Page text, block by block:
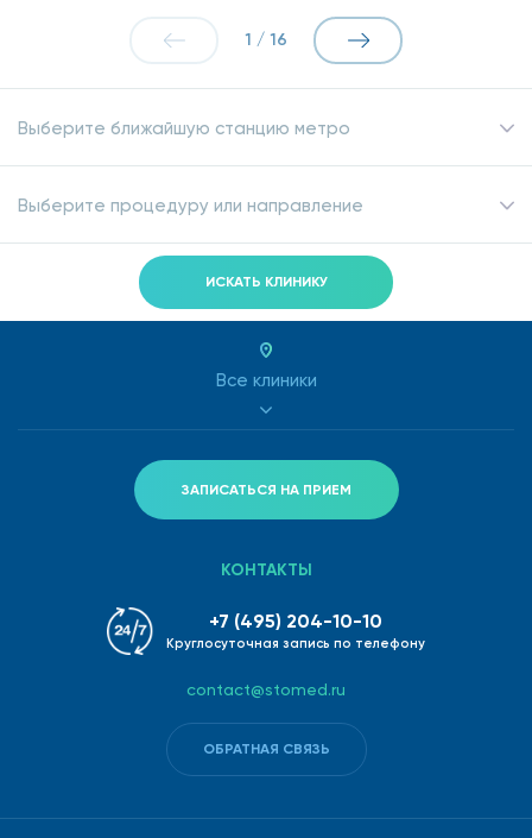
1 / 16
Выберите ближайшую станцию метро
Выберите процедуру или направление
ИСКАТЬ КЛИНИКУ
Все клиники
ЗАПИСАТЬСЯ НА ПРИЕМ
КОНТАКТЫ
+7 (495) 204-10-10
Круглосуточная запись по телефону
contact@stomed.ru
ОБРАТНАЯ СВЯЗЬ